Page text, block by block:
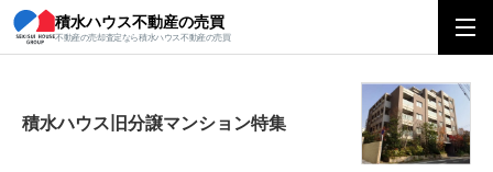
積水ハウス不動産の売買
不動産の売却査定なら積水ハウス不動産の売買
積水ハウス旧分譲マンション特集
積水ハウス旧分譲マンション特集